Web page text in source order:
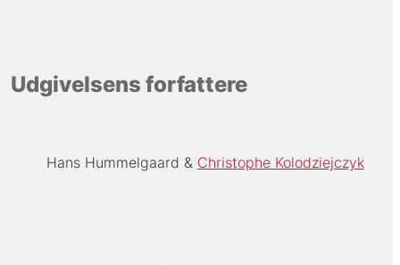
Udgivelsens forfattere
Hans Hummelgaard Christophe Kolodziejczyk